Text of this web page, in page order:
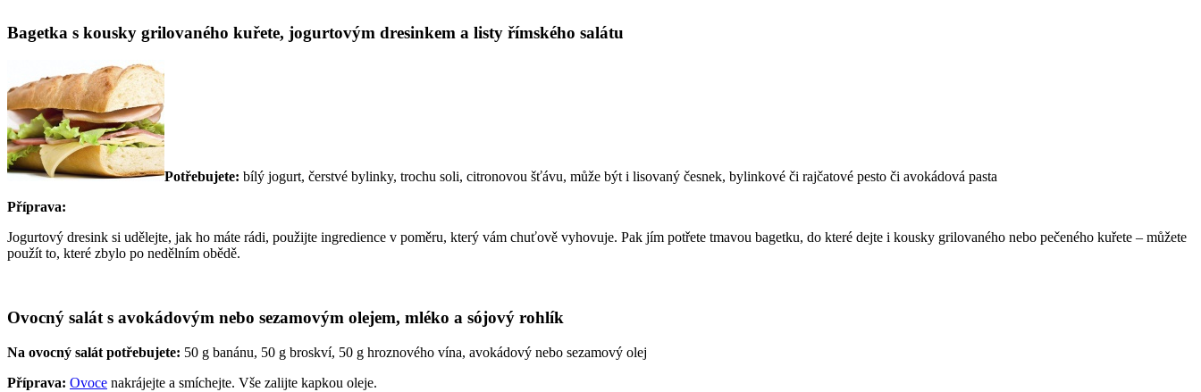
Bagetka s kousky grilovaného kuřete, jogurtovým dresinkem a listy římského salátu
Potřebujete: bílý jogurt, čerstvé bylinky, trochu soli, citronovou šťávu, může být i lisovaný česnek, bylinkové či rajčatové pesto či avokádová pasta
Příprava:
Jogurtový dresink si udělejte, jak ho máte rádi, použijte ingredience v poměru, který vám chuťově vyhovuje. Pak jím potřete tmavou bagetku, do které dejte i kousky grilovaného nebo pečeného kuřete – můžete
použít to, které zbylo po nedělním obědě.
Ovocný salát s avokádovým nebo sezamovým olejem, mléko a sójový rohlík
Na ovocný salát potřebujete: 50 g banánu, 50 g broskví, 50 g hroznového vína, avokádový nebo sezamový olej
Příprava: Ovoce nakrájejte a smíchejte. Vše zalijte kapkou oleje.